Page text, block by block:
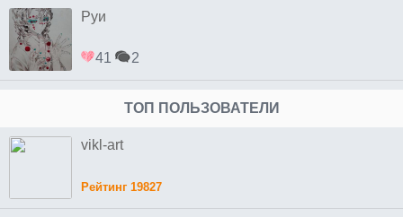
Руи
41 2
ТОП ПОЛЬЗОВАТЕЛИ
vikl-art
Рейтинг 19827